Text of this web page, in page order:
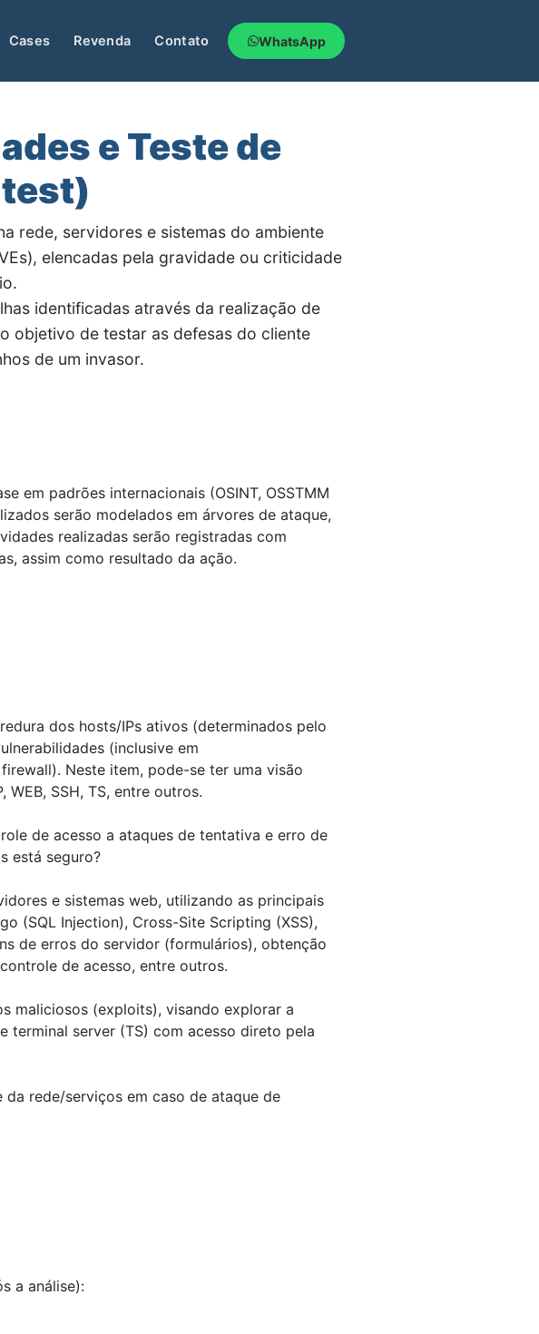
Cases Revenda Contato WhatsApp
e Teste de
rede, servidores e sistemas do ambiente
elencadas pela gravidade ou criticidade
identificadas através da realização de
objetivo de testar as defesas do cliente
de um invasor.
em padrões internacionais (OSINT, OSSTMM
serão modelados em árvores de ataque,
realizadas serão registradas com
assim como resultado da ação.
dos hosts/IPs ativos (determinados pelo
(inclusive em
Neste item, pode-se ter uma visão
SSH, TS, entre outros.
de acesso a ataques de tentativa e erro de
está seguro?
e sistemas web, utilizando as principais
(SQL Injection), Cross-Site Scripting (XSS),
de erros do servidor (formulários), obtenção
de acesso, entre outros.
maliciosos (exploits), visando explorar a
terminal server (TS) com acesso direto pela
rede/serviços em caso de ataque de
a análise):